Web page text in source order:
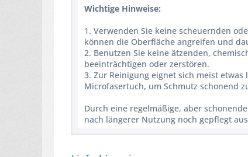
Wichtige Hinweise:
1. Verwenden Sie keine scheuernden
können die Oberfläche angreifen und
2. Benutzen Sie keine ätzenden,
beeinträchtigen oder zerstören.
3. Zur Reinigung eignet sich meist
Microfasertuch, um Schmutz schonend
Durch eine regelmäßige, aber
nach längerer Nutzung noch gepflegt